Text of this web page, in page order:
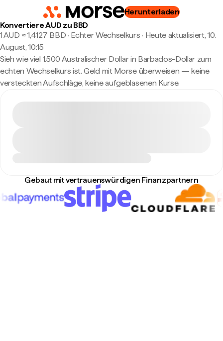
Herunterladen
Konvertiere AUD zu BBD
1 AUD ≈ 1,4127 BBD · Echter Wechselkurs · Heute aktualisiert, 10.
August, 10:15
Sieh wie viel 1.500 Australischer Dollar in Barbados-Dollar zum
echten Wechselkurs ist. Geld mit Morse überweisen — keine
versteckten Aufschläge, keine aufgeblasenen Kurse.
Gebaut mit vertrauenswürdigen Finanzpartnern